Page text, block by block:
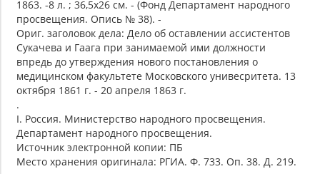
1863. -8 л. ; 36,5х26 см. - (Фонд Департамент народного
просвещения. Опись № 38). -
Ориг. заголовок дела: Дело об оставлении ассистентов
Сукачева и Гаага при занимаемой ими должности
впредь до утверждения нового постановления о
медицинском факультете Московского унивесритета. 13
октября 1861 г. - 20 апреля 1863 г.
.
I. Россия. Министерство народного просвещения.
Департамент народного просвещения.
Источник электронной копии: ПБ
Место хранения оригинала: РГИА. Ф. 733. Оп. 38. Д. 219.